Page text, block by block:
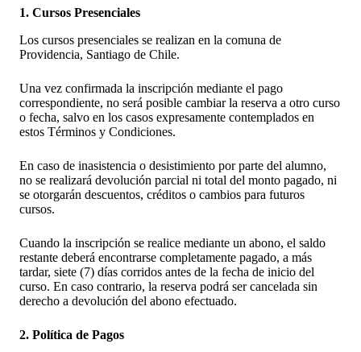
1. Cursos Presenciales
Los cursos presenciales se realizan en la comuna de
Providencia, Santiago de Chile.
Una vez confirmada la inscripción mediante el pago
correspondiente, no será posible cambiar la reserva a otro curso
o fecha, salvo en los casos expresamente contemplados en
estos Términos y Condiciones.
En caso de inasistencia o desistimiento por parte del alumno,
no se realizará devolución parcial ni total del monto pagado, ni
se otorgarán descuentos, créditos o cambios para futuros
cursos.
Cuando la inscripción se realice mediante un abono, el saldo
restante deberá encontrarse completamente pagado, a más
tardar, siete (7) días corridos antes de la fecha de inicio del
curso. En caso contrario, la reserva podrá ser cancelada sin
derecho a devolución del abono efectuado.
2. Política de Pagos